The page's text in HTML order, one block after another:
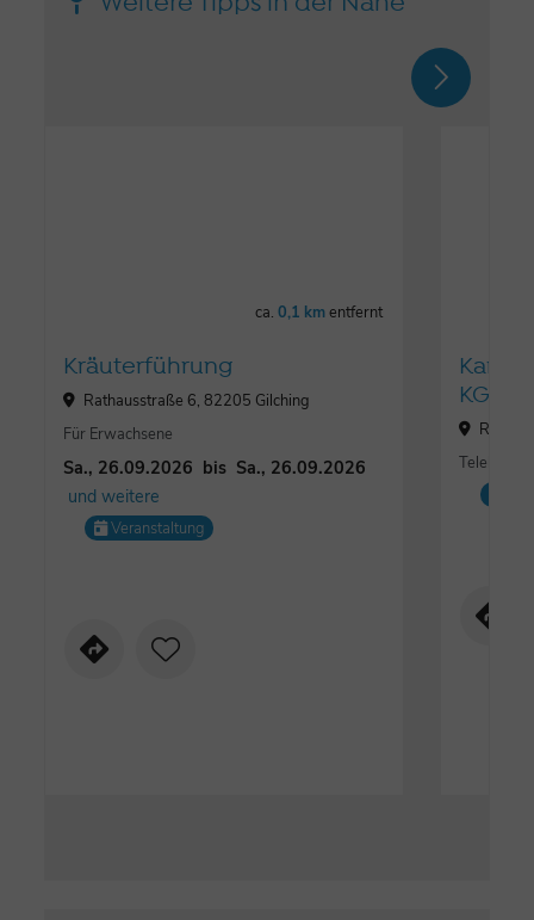
ca.0,1 kmentfernt
Kräuterführung
Rathausstraße 6, 82205 Gilching
Für Erwachsene
Sa., 26.09.2026 bis Sa., 26.09.2026
und weitere
Veranstaltung
Karo-
KG